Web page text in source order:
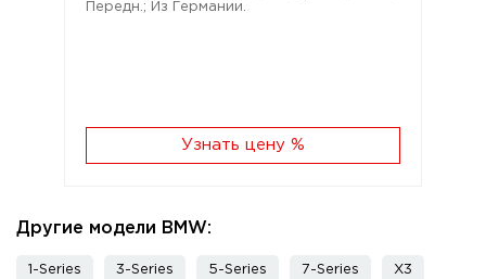
Передн.; Из Германии.
Узнать цену %
Другие модели BMW:
1-Series 3-Series 5-Series 7-Series X3